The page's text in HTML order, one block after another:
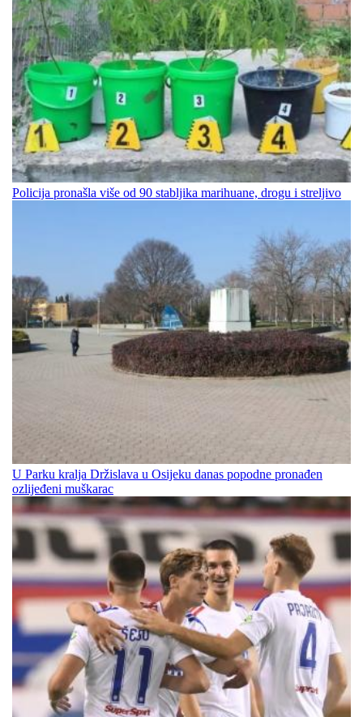
Policija pronašla više od 90 stabljika marihuane, drogu i streljivo
U Parku kralja Držislava u Osijeku danas popodne pronađen
ozlijeđeni muškarac